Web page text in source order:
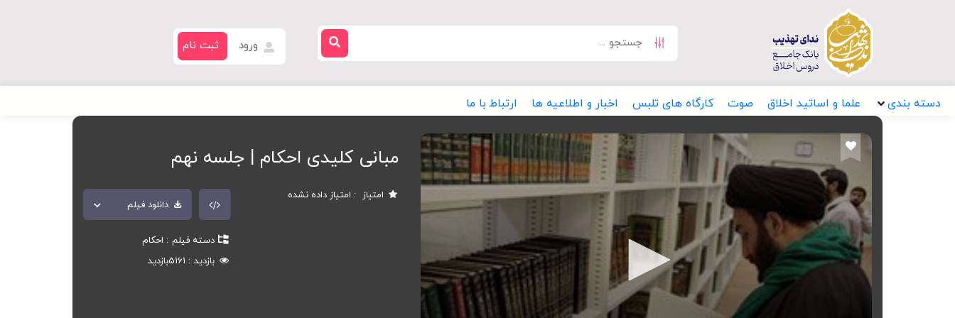
ورود ثبت نام
دسته بندی علما و اساتید اخلاق صوت کارگاه های تلبس اخبار و اطلاعیه ها ارتباط با ما
مبانی کلیدی احکام | جلسه نهم
امتیاز امتیاز داده نشده
دانلود فیلم
دسته فیلم
احکام
بازدید
5161بازدید